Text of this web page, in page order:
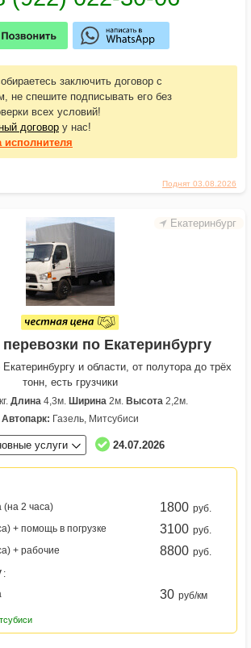
Поднят 03.08.2026
заключить договор с
не спешите подписывать его без
всех условий!
договор у нас!
исполнителя
Екатеринбург
по Екатеринбургу
Екатеринбургу и области, от полутора до трёх
тонн, есть грузчики
Длина4,3м. Ширина2м. Высота2,2м.
Автопарк: Газель, Митсубиси
услуги 24.07.2026
(на 2 часа)
1800 руб.
+ помощь в погрузке
3100 руб.
+ рабочие
8800 руб.
:
30 руб/км